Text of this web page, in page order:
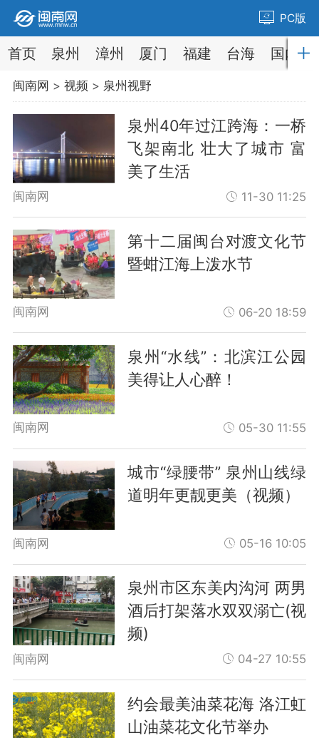
PC版
首页 泉州 漳州 厦门 福建 台海 国内
闽南网 > 视频 > 泉州视野
泉州40年过江跨海：一桥
飞架南北 壮大了城市 富
美了生活
闽南网 11-30 11:25
第十二届闽台对渡文化节
暨蚶江海上泼水节
闽南网 06-20 18:59
泉州“水线”：北滨江公园
美得让人心醉！
闽南网 05-30 11:55
城市“绿腰带” 泉州山线绿
道明年更靓更美（视频）
闽南网 05-16 10:05
泉州市区东美内沟河 两男
酒后打架落水双双溺亡(视
频)
闽南网 04-27 10:55
约会最美油菜花海 洛江虹
山油菜花文化节举办